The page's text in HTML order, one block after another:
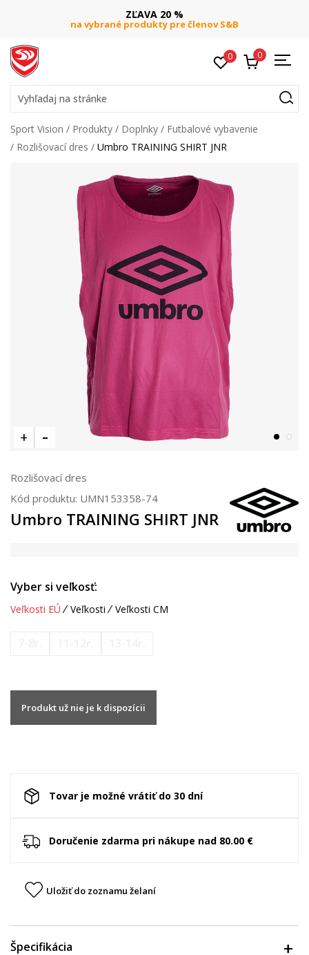
ZĽAVA 20 %
na vybrané produkty pre členov S&B
0 0
Vyhľadaj na stránke
Sport Vision Produkty Doplnky
Futbalové vybavenie
Rozlišovací dres
Umbro TRAINING SHIRT JNR
Rozlišovací dres
Kód produktu: UMN153358-74
Umbro TRAINING SHIRT JNR
Vyber si veľkosť:
Veľkosti EÚ Veľkosti Veľkosti CM
Produkt už nie je k dispozícii
Tovar je možné vrátiť do 30 dní
Doručenie zdarma pri nákupe nad 80.00 €
Uložiť do zoznamu želaní
Špecifikácia